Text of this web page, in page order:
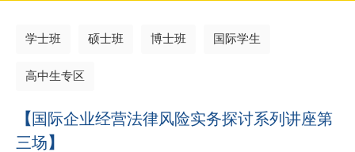
学士班 硕士班 博士班 国际学生
高中生专区
【国际企业经营法律风险实务探讨系列讲座第
三场】